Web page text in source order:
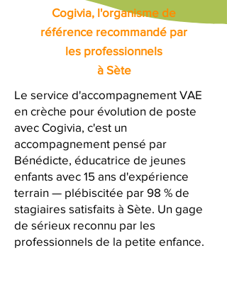
Cogivia, l'organisme de
référence recommandé par
les professionnels
à Sète
Le service d'accompagnement VAE
en crèche pour évolution de poste
avec Cogivia, c'est un
accompagnement pensé par
Bénédicte, éducatrice de jeunes
enfants avec 15 ans d'expérience
terrain — plébiscitée par 98 % de
stagiaires satisfaits à Sète. Un gage
de sérieux reconnu par les
professionnels de la petite enfance.